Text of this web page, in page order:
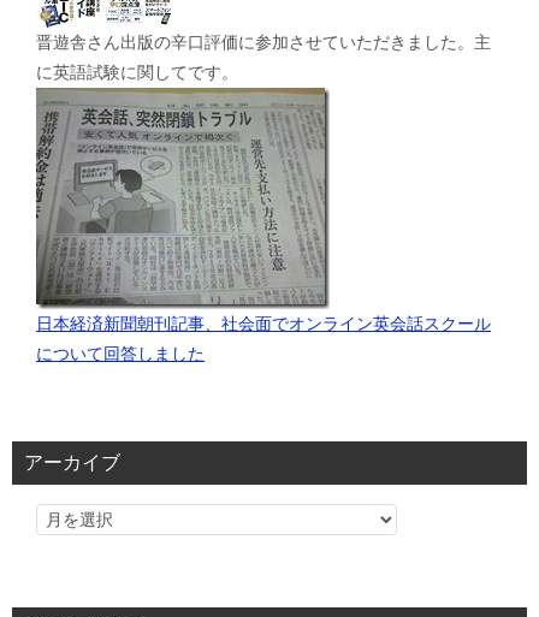
晋遊舎さん出版の辛口評価に参加させていただきました。主
に英語試験に関してです。
日本経済新聞朝刊記事、社会面でオンライン英会話スクール
について回答しました
アーカイブ